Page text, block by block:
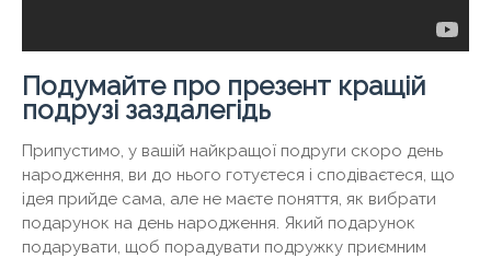
Подумайте про презент кращій
подрузі заздалегідь
Припустимо, у вашій найкращої подруги скоро день
народження, ви до нього готуєтеся і сподіваєтеся, що
ідея прийде сама, але не маєте поняття, як вибрати
подарунок на день народження. Який подарунок
подарувати, щоб порадувати подружку приємним